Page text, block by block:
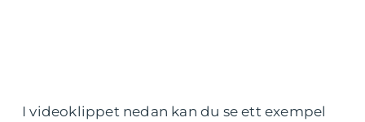
I videoklippet nedan kan du se ett exempel